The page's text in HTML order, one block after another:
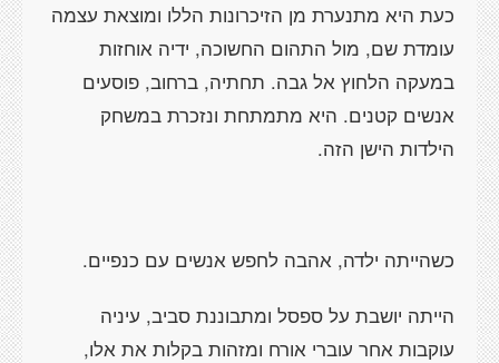
כעת היא מתנערת מן הזיכרונות הללו ומוצאת עצמה
עומדת שם, מול התהום החשוכה, ידיה אוחזות
במעקה הלחוץ אל גבה. תחתיה, ברחוב, פוסעים
אנשים קטנים. היא מתמתחת ונזכרת במשחק
הילדות הישן הזה.
כשהייתה ילדה, אהבה לחפש אנשים עם כנפיים.
הייתה יושבת על ספסל ומתבוננת סביב, עיניה
עוקבות אחר עוברי אורח ומזהות בקלות את אלו,